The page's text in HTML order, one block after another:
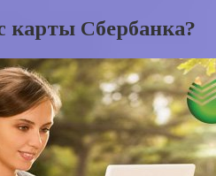
карты Сбербанка?